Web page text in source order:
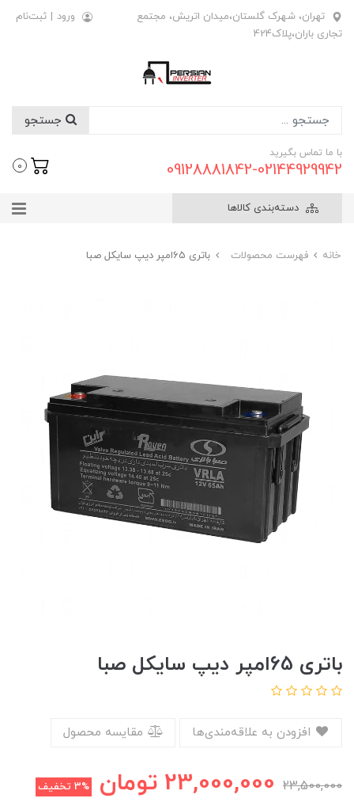
تهران، شهرک گلستان،میدان اتریش، مجتمع
تجاری باران،پلاک424
ورود | ثبت‌نام
با ما تماس بگیرید
09128881842-02144929942
0
دسته‌بندی کالاها
خانه فهرست محصولات باتری 65امپر دیپ سایکل صبا
باتری 65امپر دیپ سایکل صبا
مقایسه محصول
23,500,000
23,000,000 تومان 3% تخفیف